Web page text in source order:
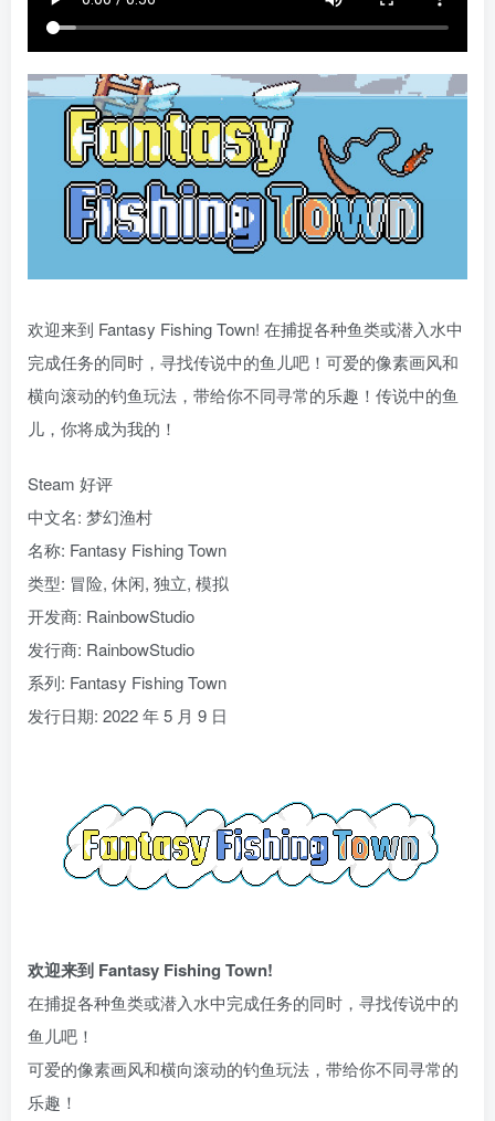
欢迎来到 Fantasy Fishing Town! 在捕捉各种鱼类或潜入水中
完成任务的同时，寻找传说中的鱼儿吧！可爱的像素画风和
横向滚动的钓鱼玩法，带给你不同寻常的乐趣！传说中的鱼
儿，你将成为我的！
Steam 好评
中文名: 梦幻渔村
名称: Fantasy Fishing Town
类型: 冒险, 休闲, 独立, 模拟
开发商: RainbowStudio
发行商: RainbowStudio
系列: Fantasy Fishing Town
发行日期: 2022 年 5 月 9 日
欢迎来到 Fantasy Fishing Town!
在捕捉各种鱼类或潜入水中完成任务的同时，寻找传说中的
鱼儿吧！
可爱的像素画风和横向滚动的钓鱼玩法，带给你不同寻常的
乐趣！